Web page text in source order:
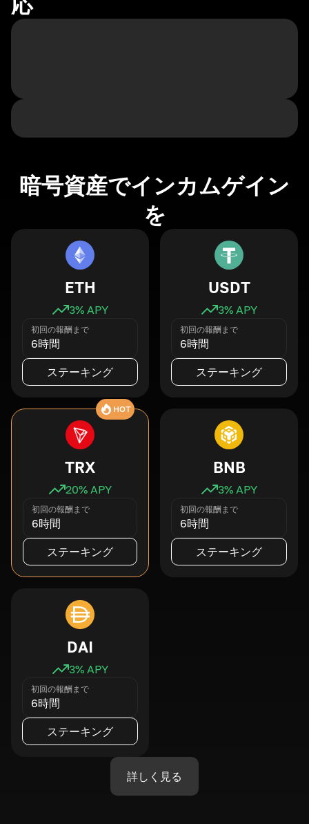
暗号資産でインカムゲイン
を
ETH
3% APY
初回の報酬まで
6時間
ステーキング
USDT
3% APY
初回の報酬まで
6時間
ステーキング
HOT
TRX
20% APY
初回の報酬まで
6時間
ステーキング
BNB
3% APY
初回の報酬まで
6時間
ステーキング
DAI
3% APY
初回の報酬まで
6時間
ステーキング
詳しく見る